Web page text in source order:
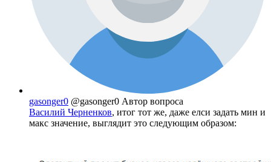
gasonger0 @gasonger0 Автор вопроса
Василий Черненков, итог тот же, даже елси задать мин и
макс значение, выглядит это следующим образом: